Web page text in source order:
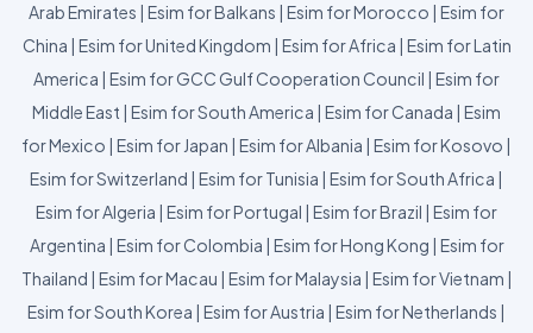
Arab Emirates | Esim for Balkans | Esim for Morocco | Esim for
China | Esim for United Kingdom | Esim for Africa | Esim for Latin
America | Esim for GCC Gulf Cooperation Council | Esim for
Middle East | Esim for South America | Esim for Canada | Esim
for Mexico | Esim for Japan | Esim for Albania | Esim for Kosovo |
Esim for Switzerland | Esim for Tunisia | Esim for South Africa |
Esim for Algeria | Esim for Portugal | Esim for Brazil | Esim for
Argentina | Esim for Colombia | Esim for Hong Kong | Esim for
Thailand | Esim for Macau | Esim for Malaysia | Esim for Vietnam |
Esim for South Korea | Esim for Austria | Esim for Netherlands |